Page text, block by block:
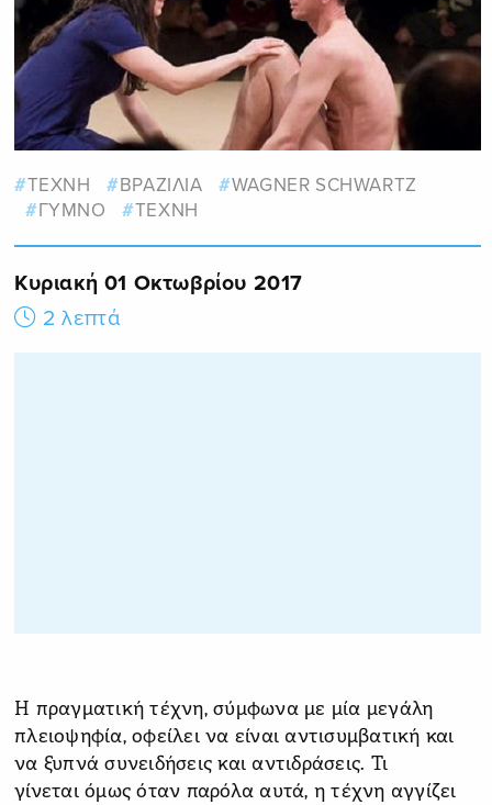
ΤΕΧΝΗ ΒΡΑΖΙΛΙΑ
WAGNER SCHWARTZ
ΓΥΜΝΟ
ΤΕΧΝΗ
Κυριακή 01 Οκτωβρίου 2017
2 λεπτά
Η πραγματική τέχνη, σύμφωνα με μία μεγάλη
πλειοψηφία, οφείλει να είναι αντισυμβατική και
να ξυπνά συνειδήσεις και αντιδράσεις. Τι
γίνεται όμως όταν παρόλα αυτά, η τέχνη αγγίζει